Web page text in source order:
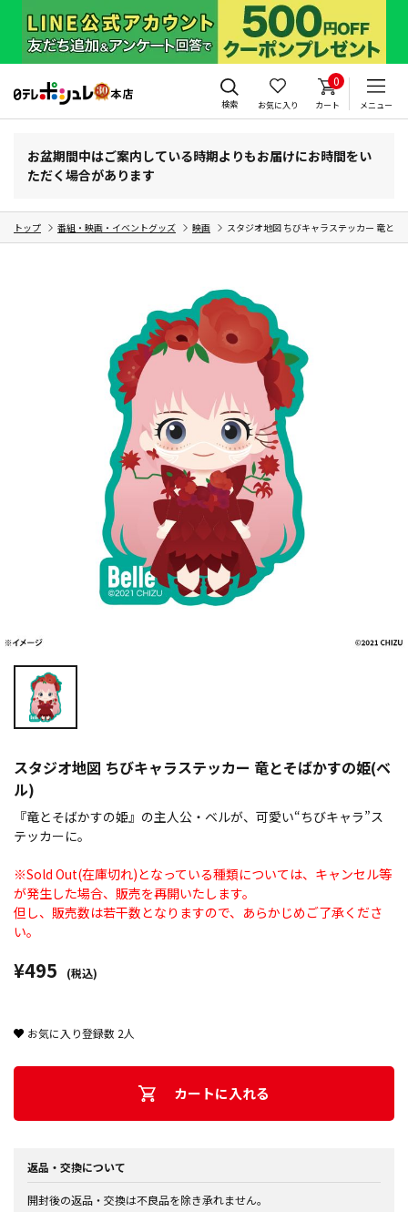
検索 お気に入り
0
カート メニュー
お盆期間中はご案内している時期よりもお届けにお時間をい
ただく場合があります
トップ 番組・映画・イベントグッズ 映画 スタジオ地図 ちびキャラステッカー 竜と
スタジオ地図 ちびキャラステッカー 竜とそばかすの姫(ベ
ル)
『竜とそばかすの姫』の主人公・ベルが、可愛い“ちびキャラ”ス
テッカーに。
※Sold Out(在庫切れ)となっている種類については、キャンセル等
が発生した場合、販売を再開いたします。
但し、販売数は若干数となりますので、あらかじめご了承くださ
い。
¥495 (税込)
お気に入り登録数 2人
カートに入れる
返品・交換について
開封後の返品・交換は不良品を除き承れません。